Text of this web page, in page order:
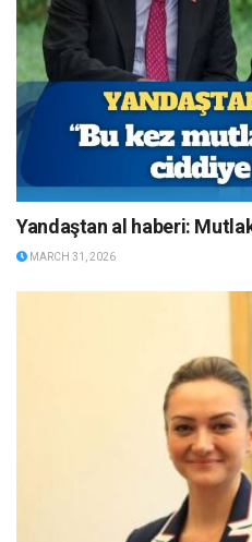
Yandaştan al haberi:
MARCH 31, 2026